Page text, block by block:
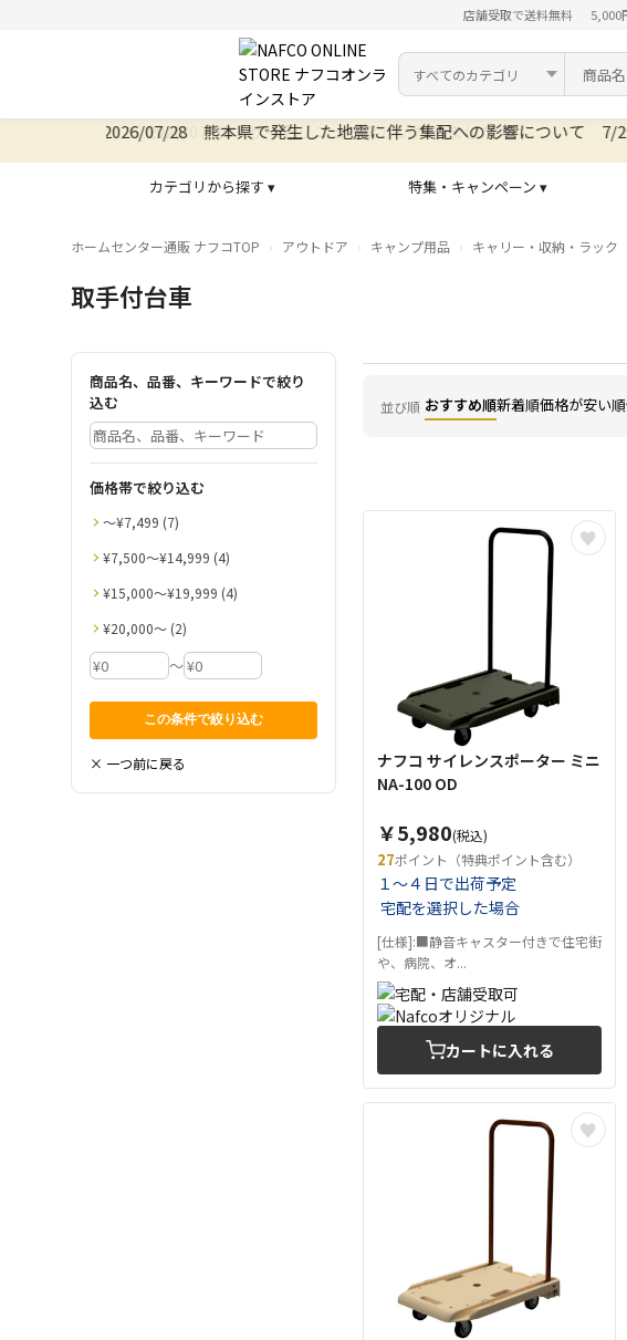
店舗受取で送料無料 5,000
カテゴリ
検索キーワード
2026/07/28 サイトリニューアルいたしました
カテゴリから探す ▾ 特集・キャンペーン ▾
ホームセンター通販 ナフコTOP アウトドア キャンプ用品 キャリー・収納・ラック
取手付台車
商品名、品番、キーワードで絞り
込む
価格帯で絞り込む
〜¥7,499 (7)
¥7,500〜¥14,999 (4)
¥15,000〜¥19,999 (4)
¥20,000〜 (2)
～
× 一つ前に戻る
並び順 おすすめ順新着順価格が安い順
ナフコ サイレンスポーター ミニ
NA-100 OD
￥5,980(税込)
27ポイント（特典ポイント含む）
１～４日で出荷予定
宅配を選択した場合
[仕様]:■静音キャスター付きで住宅街
や、病院、オ...
カートに入れる